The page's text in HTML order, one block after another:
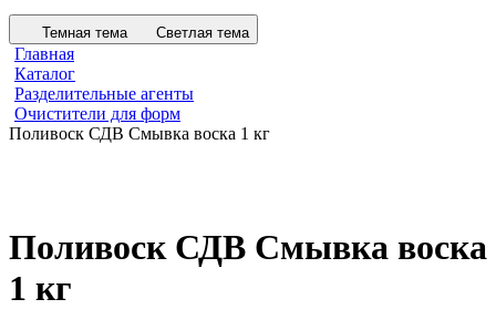
Темная тема Светлая тема
Главная
Каталог
Разделительные агенты
Очистители для форм
Поливоск СДВ Смывка воска 1 кг
Поливоск СДВ Смывка воска
1 кг